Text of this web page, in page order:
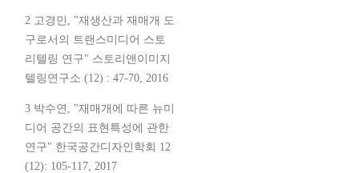
2 고경민, "재생산과 재매개 도
구로서의 트랜스미디어 스토
리텔링 연구" 스토리앤이미지
텔링연구소 (12) : 47-70, 2016
3 박수연, "재매개에 따른 뉴미
디어 공간의 표현특성에 관한
연구" 한국공간디자인학회 12
(12): 105-117, 2017